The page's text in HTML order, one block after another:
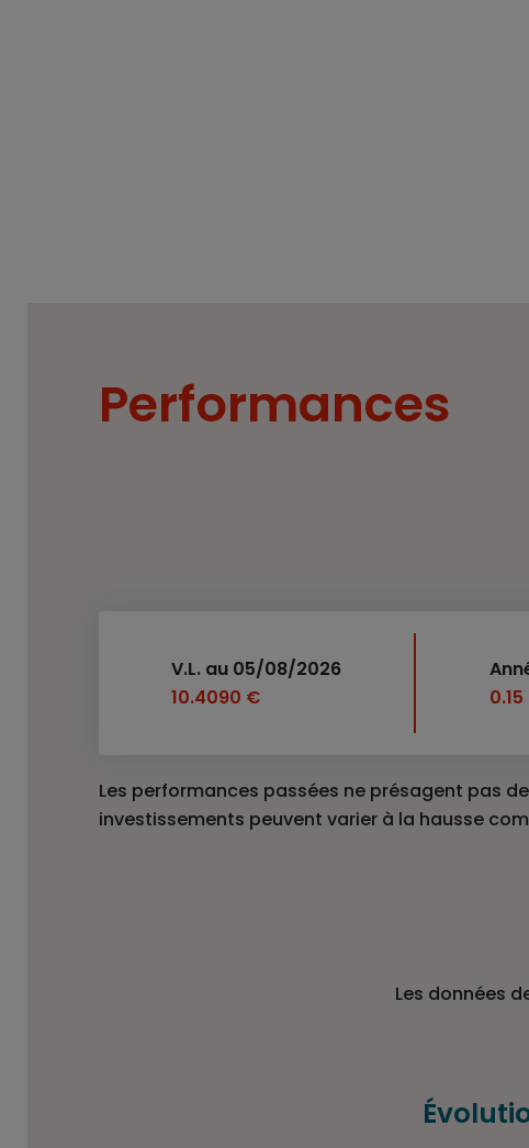
Performances
V.L. au 05/08/2026
10.4090 €
0.15
Les performances passées ne présagent pas
investissements peuvent varier à la hausse
Les données